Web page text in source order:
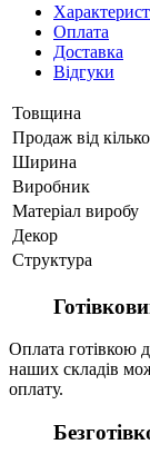
Оплата
Доставка
Відгуки
Товщина
Продаж від
Ширина
Виробник
Матеріал виробу
Декор
Структура
Оплата готівкою
наших складів
оплату.